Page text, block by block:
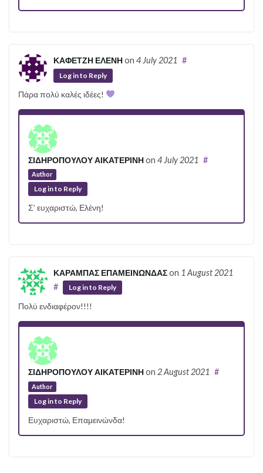
ΚΑΦΕΤΖΗ ΕΛΕΝΗon 4 July 2021 #
Log in to Reply
Πάρα πολύ καλές ιδέες!
ΣΙΔΗΡΟΠΟΥΛΟΥ ΑΙΚΑΤΕΡΙΝΗon 4 July 2021
Author
#
Log in to Reply
Σ’ ευχαριστώ, Ελένη!
ΚΑΡΑΜΠΑΣ ΕΠΑΜΕΙΝΩΝΔΑΣon 1 August 2021
#
Log in to Reply
Πολύ ενδιαφέρον!!!!
ΣΙΔΗΡΟΠΟΥΛΟΥ ΑΙΚΑΤΕΡΙΝΗon 2 August 2021
Author
#
Log in to Reply
Ευχαριστώ, Επαμεινώνδα!